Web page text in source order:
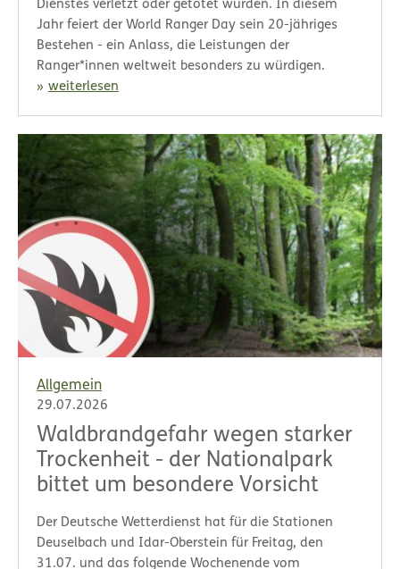
Dienstes verletzt oder getötet wurden. In diesem
Jahr feiert der World Ranger Day sein 20-jähriges
Bestehen - ein Anlass, die Leistungen der
Ranger*innen weltweit besonders zu würdigen.
weiterlesen
Allgemein
29.07.2026
Waldbrandgefahr wegen starker
Trockenheit - der Nationalpark
bittet um besondere Vorsicht
Der Deutsche Wetterdienst hat für die Stationen
Deuselbach und Idar-Oberstein für Freitag, den
31.07. und das folgende Wochenende vom